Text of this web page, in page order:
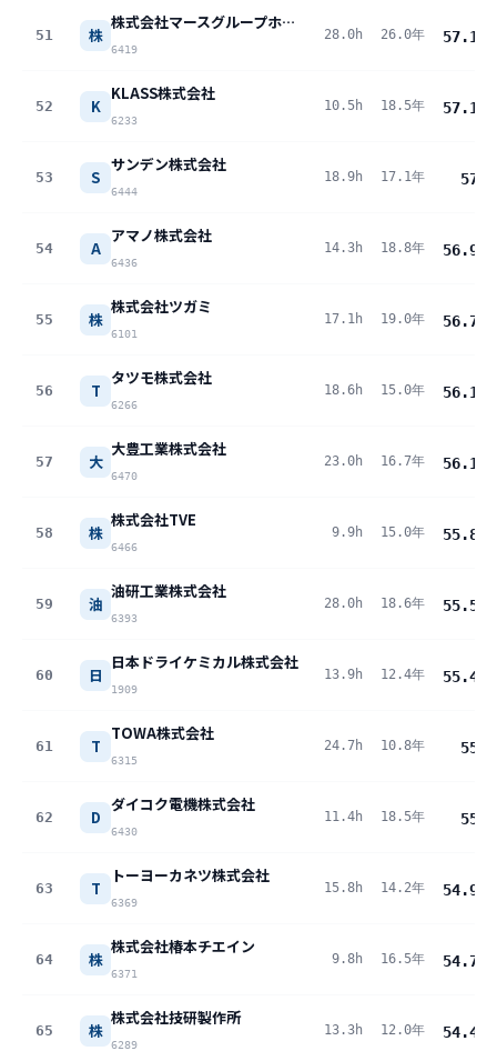
51 株
株式会社マースグループホールディングス
6419
28.0h 26.0年 57.1
52 K
KLASS株式会社
6233
10.5h 18.5年 57.1
53 S
サンデン株式会社
6444
18.9h 17.1年 57
54 A
アマノ株式会社
6436
14.3h 18.8年 56.9
55 株
株式会社ツガミ
6101
17.1h 19.0年 56.7
56 T
タツモ株式会社
6266
18.6h 15.0年 56.1
57 大
大豊工業株式会社
6470
23.0h 16.7年 56.1
58 株
株式会社TVE
6466
9.9h 15.0年 55.8
59 油
油研工業株式会社
6393
28.0h 18.6年 55.5
60 日
日本ドライケミカル株式会社
1909
13.9h 12.4年 55.4
61 T
TOWA株式会社
6315
24.7h 10.8年 55
62 D
ダイコク電機株式会社
6430
11.4h 18.5年 55
63 T
トーヨーカネツ株式会社
6369
15.8h 14.2年 54.9
64 株
株式会社椿本チエイン
6371
9.8h 16.5年 54.7
65 株
株式会社技研製作所
6289
13.3h 12.0年 54.4